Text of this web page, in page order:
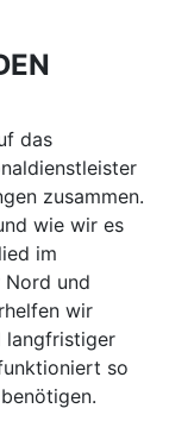
das
zusammen.
wie wir es
im
Nord und
wir
langfristiger
so